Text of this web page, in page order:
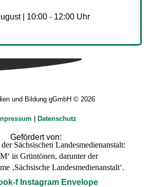
| 10:00 - 12:00
und Bildung gGmbH © 2026
Datenschutz
Gefördert von:
f Instagram Envelope